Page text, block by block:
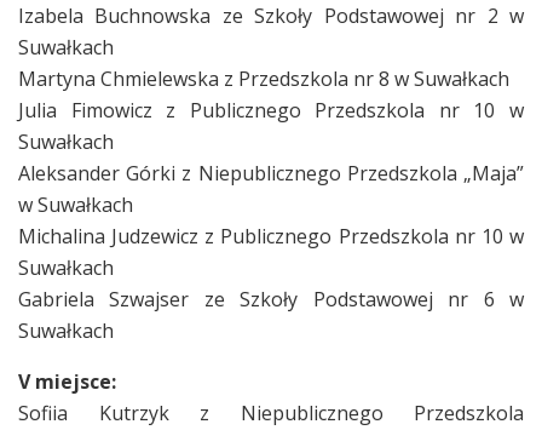
Izabela Buchnowska ze Szkoły Podstawowej nr 2 w
Suwałkach
Martyna Chmielewska z Przedszkola nr 8 w Suwałkach
Julia Fimowicz z Publicznego Przedszkola nr 10 w
Suwałkach
Aleksander Górki z Niepublicznego Przedszkola „Maja”
w Suwałkach
Michalina Judzewicz z Publicznego Przedszkola nr 10 w
Suwałkach
Gabriela Szwajser ze Szkoły Podstawowej nr 6 w
Suwałkach
V miejsce:
Sofiia Kutrzyk z Niepublicznego Przedszkola